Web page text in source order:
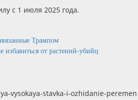
с 1 июля 2025 года.
Трампом
от растений-убийц